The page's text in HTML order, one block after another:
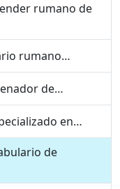
rumano de
rumano…
de…
en…
de